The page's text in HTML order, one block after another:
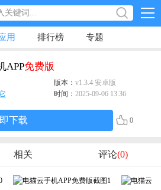
用 排行榜 专题
APP免费版
版本： v1.3.4 安卓版
时间： 2025-09-06 13:36
下载 0
相关 评论(0)